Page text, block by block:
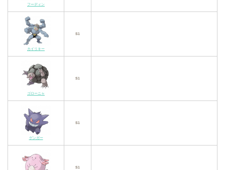
フーディン
カイリキー
S1
ゴローニャ
S1
ゲンガー
S1
S1